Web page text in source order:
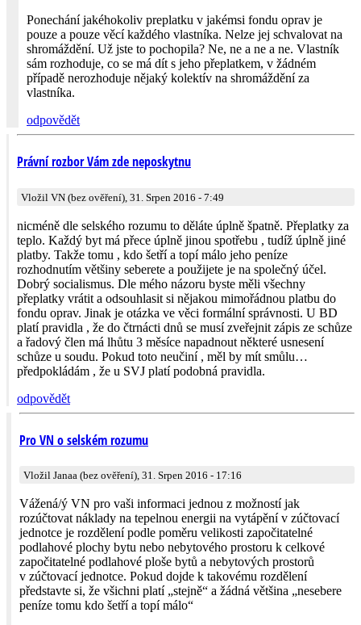
Ponechání jakéhokoliv preplatku v jakémsi fondu oprav je
pouze a pouze věcí každého vlastníka. Nelze jej schvalovat na
shromáždění. Už jste to pochopila? Ne, ne a ne a ne. Vlastník
sám rozhoduje, co se má dít s jeho přeplatkem, v žádném
případě nerozhoduje nějaký kolektív na shromáždění za
vlastníka.
odpovědět
Právní rozbor Vám zde neposkytnu
Vložil VN (bez ověření), 31. Srpen 2016 - 7:49
nicméně dle selského rozumu to děláte úplně špatně. Přeplatky za
teplo. Každý byt má přece úplně jinou spotřebu , tudíž úplně jiné
platby. Takže tomu , kdo šetří a topí málo jeho peníze
rozhodnutím většiny seberete a použijete je na společný účel.
Dobrý socialismus. Dle mého názoru byste měli všechny
přeplatky vrátit a odsouhlasit si nějakou mimořádnou platbu do
fondu oprav. Jinak je otázka ve věci formální správnosti. U BD
platí pravidla , že do čtrnácti dnů se musí zveřejnit zápis ze schůze
a řadový člen má lhůtu 3 měsíce napadnout některé usnesení
schůze u soudu. Pokud toto neučiní , měl by mít smůlu…
předpokládám , že u SVJ platí podobná pravidla.
odpovědět
Pro VN o selském rozumu
Vložil Janaa (bez ověření), 31. Srpen 2016 - 17:16
Vážená/ý VN pro vaši informaci jednou z možností jak
rozúčtovat náklady na tepelnou energii na vytápění v zúčtovací
jednotce je rozdělení podle poměru velikosti započitatelné
podlahové plochy bytu nebo nebytového prostoru k celkové
započitatelné podlahové ploše bytů a nebytových prostorů
v zúčtovací jednotce. Pokud dojde k takovému rozdělení
představte si, že všichni platí „stejně“ a žádná většina „nesebere
peníze tomu kdo šetří a topí málo“